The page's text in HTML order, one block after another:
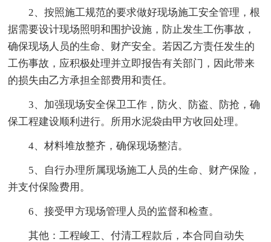
2、按照施工规范的要求做好现场施工安全管理，根
据需要设计现场照明和围护设施，防止发生工伤事故，
确保现场人员的生命、财产安全。若因乙方责任发生的
工伤事故，应积极处理并立即报告有关部门，因此带来
的损失由乙方承担全部费用和责任。
3、加强现场安全保卫工作，防火、防盗、防抢，确
保工程建设顺利进行。所用水泥袋由甲方收回处理。
4、材料堆放整齐，确保现场整洁。
5、自行办理所属现场施工人员的生命、财产保险，
并支付保险费用。
6、接受甲方现场管理人员的监督和检查。
其他：工程峻工、付清工程款后，本合同自动失